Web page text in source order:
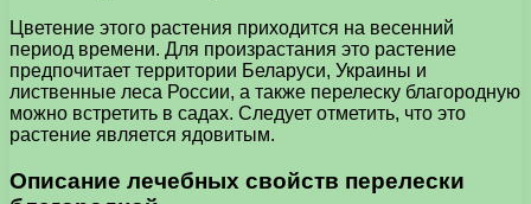
Цветение этого растения приходится на весенний
период времени. Для произрастания это растение
предпочитает территории Беларуси, Украины и
лиственные леса России, а также перелеску благородную
можно встретить в садах. Следует отметить, что это
растение является ядовитым.
Описание лечебных свойств перелески